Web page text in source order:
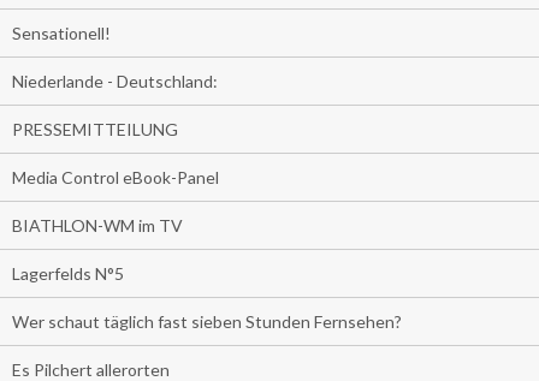
Sensationell!
Niederlande - Deutschland:
PRESSEMITTEILUNG
Media Control eBook-Panel
BIATHLON-WM im TV
Lagerfelds N°5
Wer schaut täglich fast sieben Stunden Fernsehen?
Es Pilchert allerorten